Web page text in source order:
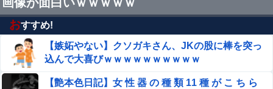
飲み会で席を離れた隙にスマホを操作され、全ゲームアプ
リをアンインストールされた…課金データ消失にキレると
「復元できるならいいじゃん」「ゲーム如きで」と逆ギレ
して帰走
【速報】 中国、ガチで逝く
【閲覧注意】お願いだからフェイクであってほしいこの女
おすすめ!
【嫉妬やない】クソガキさん、JKの股に棒を突っ
込んで大喜びｗｗｗｗｗｗｗｗｗｗ
【艶本色日記】女 性 器 の 種 類 11 種 が こ ち ら